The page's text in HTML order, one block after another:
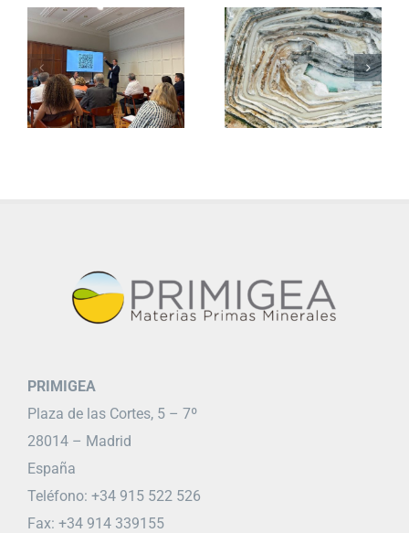
PRIMIGEA
Plaza de las Cortes, 5 – 7º
28014 – Madrid
España
Teléfono: +34 915 522 526
Fax: +34 914 339155